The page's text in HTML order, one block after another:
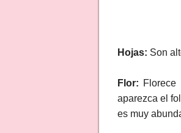
Hojas: Son
Flor:
aparezca el
es muy